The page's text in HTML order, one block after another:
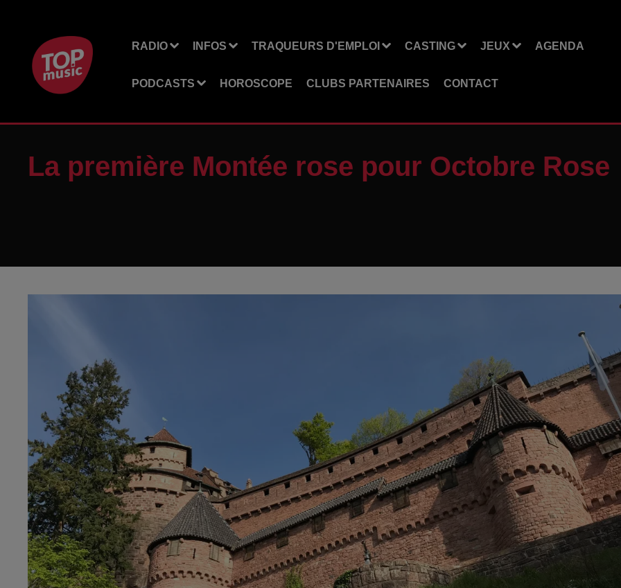
RADIO INFOS TRAQUEURS D'EMPLOI CASTING JEUX AGENDA
PODCASTS HOROSCOPE CLUBS PARTENAIRES CONTACT
La première Montée rose pour Octobre Rose